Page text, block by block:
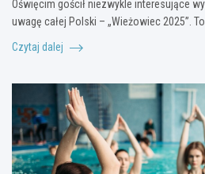
Oświęcim gościł niezwykle interesujące
uwagę całej Polski – „Wieżowiec 2025”.
Czytaj dalej